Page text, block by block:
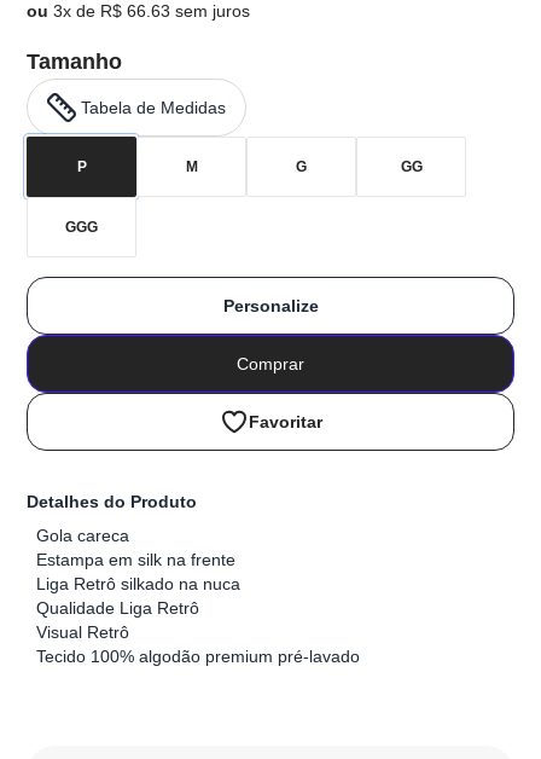
ou3x de R$ 66.63 sem juros
Tamanho
Tabela de Medidas
P M G GG
GGG
Personalize
Comprar
Favoritar
Detalhes do Produto
Gola careca
Estampa em silk na frente
Liga Retrô silkado na nuca
Qualidade Liga Retrô
Visual Retrô
Tecido 100% algodão premium pré-lavado